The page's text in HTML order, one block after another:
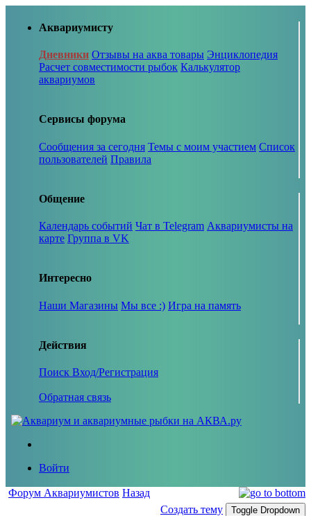
Аквариумисту
Дневники Отзывы на аква товары Энциклопедия
Расчет совместимости рыбок Калькулятор
аквариумов
Сервисы форума
Сообщения за сегодня Темы с моим участием Список
пользователей Правила
Общение
Календарь событий Чат в Telegram Аквариумисты на
карте Группа в VK
Интересно
Наши Магазины Мы все :) Игра на память
Действия
Поиск Вход/Регистрация
Обратная связь
Войти
Форум Аквариумистов Назад
Создать тему
Toggle Dropdown